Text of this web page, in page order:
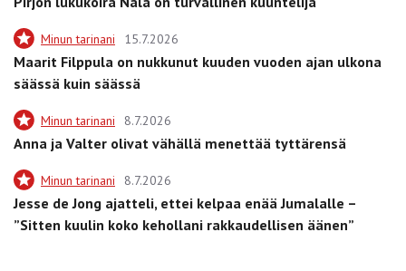
Minun tarinani 15.7.2026
Maarit Filppula on nukkunut kuuden vuoden ajan ulkona
säässä kuin säässä
Minun tarinani 8.7.2026
Anna ja Valter olivat vähällä menettää tyttärensä
Minun tarinani 8.7.2026
Jesse de Jong ajatteli, ettei kelpaa enää Jumalalle –
”Sitten kuulin koko kehollani rakkaudellisen äänen”